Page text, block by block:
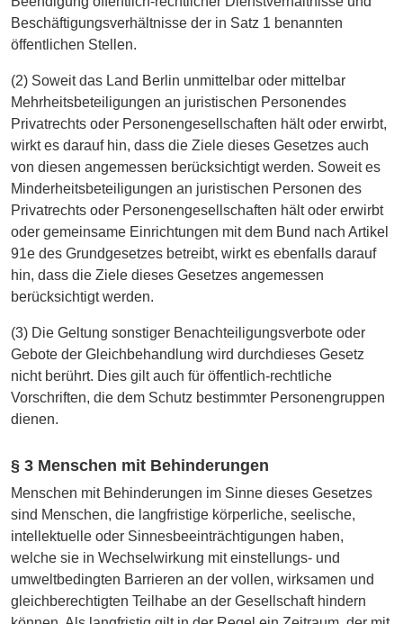
Beschäftigungsverhältnisse der in Satz 1 benannten
öffentlichen Stellen.
(2) Soweit das Land Berlin unmittelbar oder mittelbar
Mehrheitsbeteiligungen an juristischen Personendes
Privatrechts oder Personengesellschaften hält oder erwirbt,
wirkt es darauf hin, dass die Ziele dieses Gesetzes auch
von diesen angemessen berücksichtigt werden. Soweit es
Minderheitsbeteiligungen an juristischen Personen des
Privatrechts oder Personengesellschaften hält oder erwirbt
oder gemeinsame Einrichtungen mit dem Bund nach Artikel
91e des Grundgesetzes betreibt, wirkt es ebenfalls darauf
hin, dass die Ziele dieses Gesetzes angemessen
berücksichtigt werden.
(3) Die Geltung sonstiger Benachteiligungsverbote oder
Gebote der Gleichbehandlung wird durchdieses Gesetz
nicht berührt. Dies gilt auch für öffentlich-rechtliche
Vorschriften, die dem Schutz bestimmter Personengruppen
dienen.
§ 3 Menschen mit Behinderungen
Menschen mit Behinderungen im Sinne dieses Gesetzes
sind Menschen, die langfristige körperliche, seelische,
intellektuelle oder Sinnesbeeinträchtigungen haben,
welche sie in Wechselwirkung mit einstellungs- und
umweltbedingten Barrieren an der vollen, wirksamen und
gleichberechtigten Teilhabe an der Gesellschaft hindern